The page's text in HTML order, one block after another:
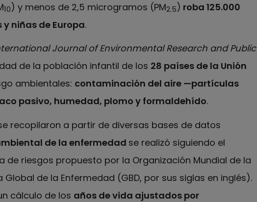
10) y menos de 2,5 microgramos (PM2.5) roba 125.000
niñas de Europa.
Journal of Environmental Research and Public
de la población infantil de los 28 países de la Unión
ambientales: contaminación del aire —partículas
pasivo, humedad, plomo y formaldehído.
recopilaron a partir de diversas bases de datos
de la enfermedad se realizó siguiendo el
riesgos propuesto por la Organización Mundial de la
de la Enfermedad (GBD, por sus siglas en inglés).
cálculo de los años de vida ajustados por